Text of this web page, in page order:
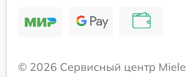
© 2026 Сервисный центр Miele